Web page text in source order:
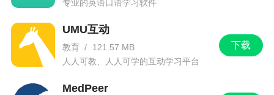
专业的英语口语学习软件
下载
UMU互动
教育 /
121.57 MB
人人可教、人人可学的互动学习平台
MedPeer